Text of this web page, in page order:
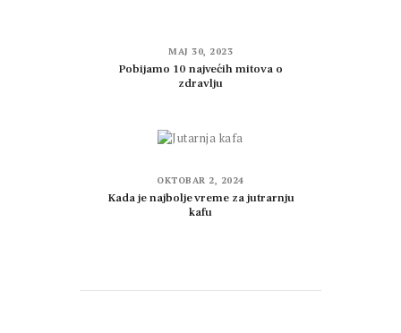
MAJ 30, 2023
Pobijamo 10 najvećih mitova o
zdravlju
OKTOBAR 2, 2024
Kada je najbolje vreme za jutrarnju
kafu